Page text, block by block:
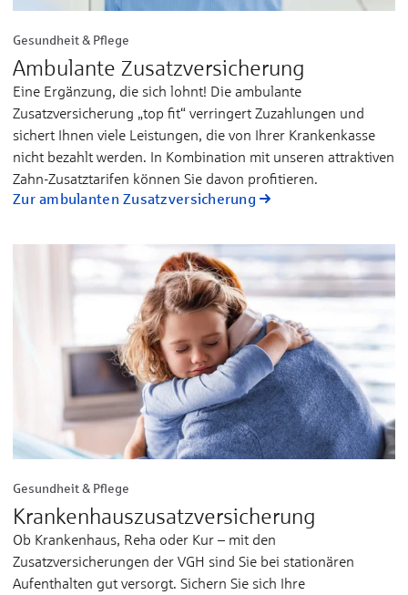
Gesundheit & Pflege
Ambulante Zusatzversicherung
Eine Ergänzung, die sich lohnt! Die ambulante
Zusatzversicherung „top fit“ verringert Zuzahlungen und
sichert Ihnen viele Leistungen, die von Ihrer Krankenkasse
nicht bezahlt werden. In Kombination mit unseren attraktiven
Zahn-Zusatztarifen können Sie davon profitieren.
Zur ambulanten Zusatzversicherung
Gesundheit & Pflege
Kranken­haus­zusatz­versicherung
Ob Krankenhaus, Reha oder Kur – mit den
Zusatzversicherungen der VGH sind Sie bei stationären
Aufenthalten gut versorgt. Sichern Sie sich Ihre